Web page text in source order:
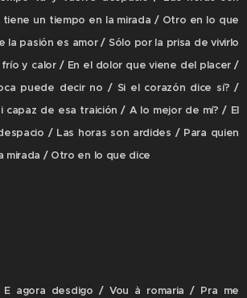
un tiempo en la mirada / Otro en lo que
la pasión es amor / Sólo por la prisa de vivirlo
y calor / En el dolor que viene del placer /
puede decir no / Si el corazón dice sí? /
capaz de esa traición / A lo mejor de mí? / El
/ Las horas son ardides / Para quien
mirada / Otro en lo que dice
agora desdigo / Vou à romaria / Pra me